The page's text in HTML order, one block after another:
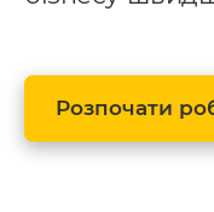
Розпочати